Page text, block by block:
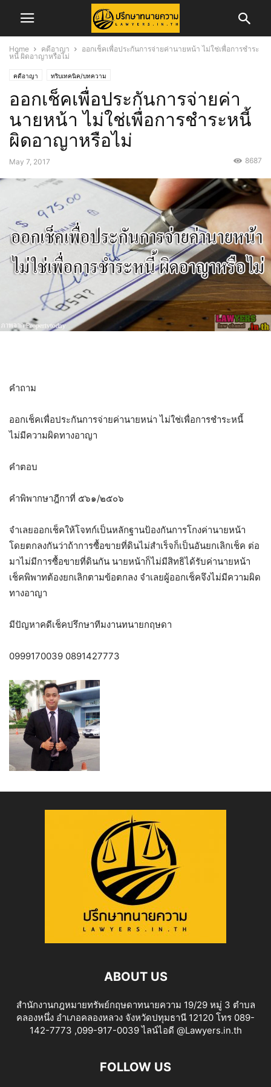
Home คดีอาญา
ออกเช็คเพื่อประกันการจ่ายค่านายหน้า ไม่ใช่เพื่อการชำระ
หนี้ ผิดอาญาหรือไม่
คดีอาญา ทริบเทคนิค/บทความ
ออกเช็คเพื่อประกันการจ่ายค่า
นายหน้า ไม่ใช่เพื่อการชำระหนี้
ผิดอาญาหรือไม่
May 7, 2017 8687
คำถาม
ออกเช็คเพื่อประกันการจ่ายค่านายหน่า ไม่ใช่เพื่อการชำระหนี้
ไม่มีความผิดทางอาญา
คำตอบ
คำพิพากษาฎีกาที่ ๕๖๑/๒๕๐๖
จำเลยออกเช็คให้โจทก์เป็นหลักฐานป้องกันการโกงค่านายหน้า
โดยตกลงกันว่าถ้าการซื้อขายที่ดินไม่สำเร็จก็เป็นอันยกเลิกเช็ค ต่อ
มาไม่มีการซื้อขายที่ดินกัน นายหน้าก็ไม่มีสิทธิได้รับค่านายหน้า
เช็คพิพาทต้องยกเลิกตามข้อตกลง จำเลยผู้ออกเช็คจึงไม่มีความผิด
ทางอาญา
มีปัญหาคดีเช็คปรึกษาทีมงานทนายกฤษดา
0999170039 0891427773
ABOUT US
สำนักงานกฎหมายทรัพย์กฤษดาทนายความ 19/29 หมู่ 3 ตำบล
คลองหนึ่ง อำเภอคลองหลวง จังหวัดปทุมธานี 12120 โทร 089-
142-7773 ,099-917-0039 ไลน์ไอดี @Lawyers.in.th
FOLLOW US